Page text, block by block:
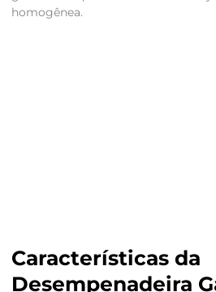
homogênea.
Características da
Desempenadeira